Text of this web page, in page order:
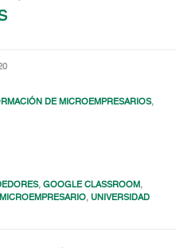
DE MICROEMPRESARIOS,
,GOOGLE CLASSROOM,
,UNIVERSIDAD